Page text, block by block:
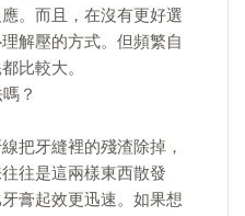
。而且，在沒有更好選
解壓的方式。但頻繁自
比較大。
？
把牙縫裡的殘渣除掉，
往是這兩樣東西散發
膏起效更迅速。如果想